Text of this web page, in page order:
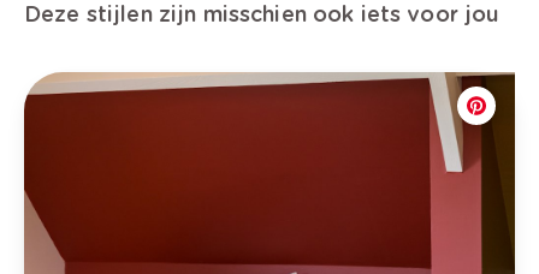
Deze stijlen zijn misschien ook iets voor jou